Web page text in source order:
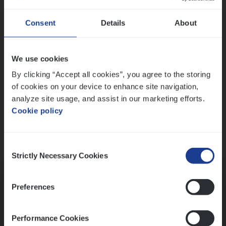
Consent Details About
We use cookies
By clicking “Accept all cookies”, you agree to the storing
of cookies on your device to enhance site navigation,
analyze site usage, and assist in our marketing efforts.
Cookie policy
Selection
Strictly Necessary Cookies
Preferences
Performance Cookies
Ons sollicitatieproces